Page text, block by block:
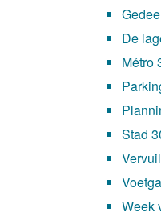
De
Métro
Stad
Week